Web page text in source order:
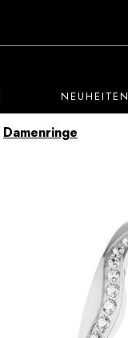
NEUHEITEN
Damenringe